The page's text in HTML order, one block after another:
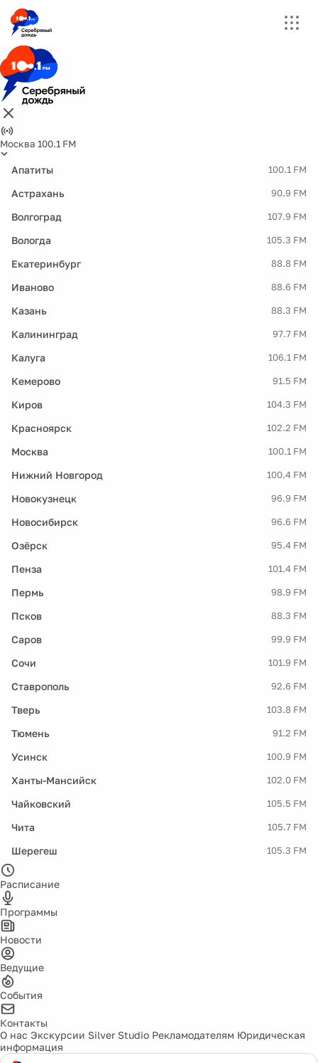
Москва 100.1 FM
Апатиты 100.1 FM
Астрахань 90.9 FM
Волгоград 107.9 FM
Вологда 105.3 FM
Екатеринбург 88.8 FM
Иваново 88.6 FM
Казань 88.3 FM
Калининград 97.7 FM
Калуга 106.1 FM
Кемерово 91.5 FM
Киров 104.3 FM
Красноярск 102.2 FM
Москва 100.1 FM
Нижний Новгород 100.4 FM
Новокузнецк 96.9 FM
Новосибирск 96.6 FM
Озёрск 95.4 FM
Пенза 101.4 FM
Пермь 98.9 FM
Псков 88.3 FM
Саров 99.9 FM
Сочи 101.9 FM
Ставрополь 92.6 FM
Тверь 103.8 FM
Тюмень 91.2 FM
Усинск 100.9 FM
Ханты-Мансийск 102.0 FM
Чайковский 105.5 FM
Чита 105.7 FM
Шерегеш 105.3 FM
Расписание
Программы
Новости
Ведущие
События
Контакты
О нас Экскурсии Silver Studio Рекламодателям Юридическая
информация